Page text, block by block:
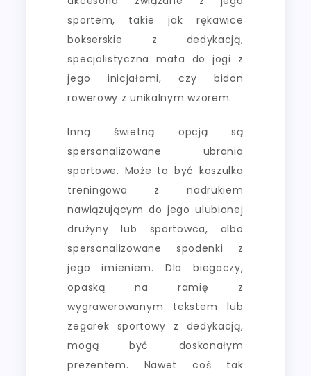
sportem, takie jak rękawice
bokserskie z dedykacją,
specjalistyczna mata do jogi z
jego inicjałami, czy bidon
rowerowy z unikalnym wzorem.
Inną świetną opcją są
spersonalizowane ubrania
sportowe. Może to być koszulka
treningowa z nadrukiem
nawiązującym do jego ulubionej
drużyny lub sportowca, albo
spersonalizowane spodenki z
jego imieniem. Dla biegaczy,
opaską na ramię z
wygrawerowanym tekstem lub
zegarek sportowy z dedykacją,
mogą być doskonałym
prezentem. Nawet coś tak